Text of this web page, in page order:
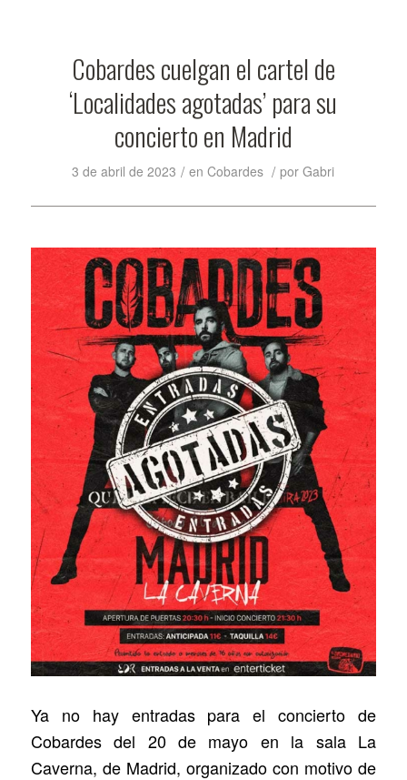
Cobardes cuelgan el cartel de
‘Localidades agotadas’ para su
concierto en Madrid
3 de abril de 2023 / enCobardes / porGabri
Ya no hay entradas para el concierto de
Cobardes del 20 de mayo en la sala La
Caverna, de Madrid, organizado con motivo de